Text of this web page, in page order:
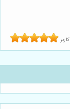
کاربر